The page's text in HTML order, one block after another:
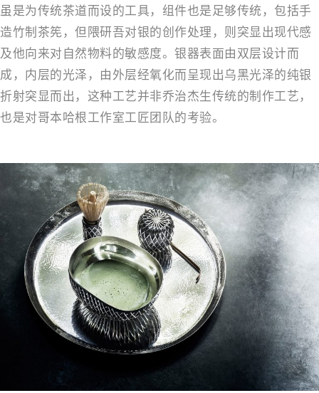
虽是为传统茶道而设的工具，组件也是足够传统，包括手
造竹制茶筅，但隈研吾对银的创作处理，则突显出现代感
及他向来对自然物料的敏感度。银器表面由双层设计而
成，内层的光泽，由外层经氧化而呈现出乌黑光泽的纯银
折射突显而出，这种工艺并非乔治杰生传统的制作工艺，
也是对哥本哈根工作室工匠团队的考验。